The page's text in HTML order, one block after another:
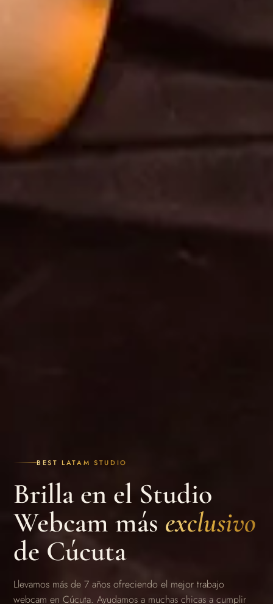
BEST LATAM STUDIO
Brilla en el Studio
Webcam más exclusivo
de Cúcuta
Llevamos más de 7 años ofreciendo el mejor trabajo
webcam en Cúcuta. Ayudamos a muchas chicas a cumplir